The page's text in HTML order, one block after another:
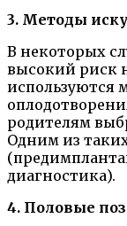
3. Методы
В некоторых
высокий риск
используются
родителям
Одним из
диагностика).
4. Половые